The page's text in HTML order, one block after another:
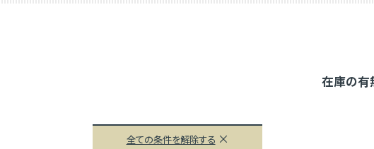
在庫の有
全ての条件を解除する